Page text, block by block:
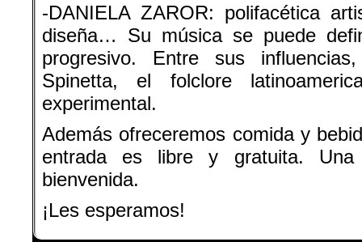
-DANIELA ZAROR: polifacética
diseña… Su música se puede
progresivo. Entre sus
Spinetta, el folclore
experimental.
Además ofreceremos comida y
entrada es libre y gratuita. Una
bienvenida.
¡Les esperamos!